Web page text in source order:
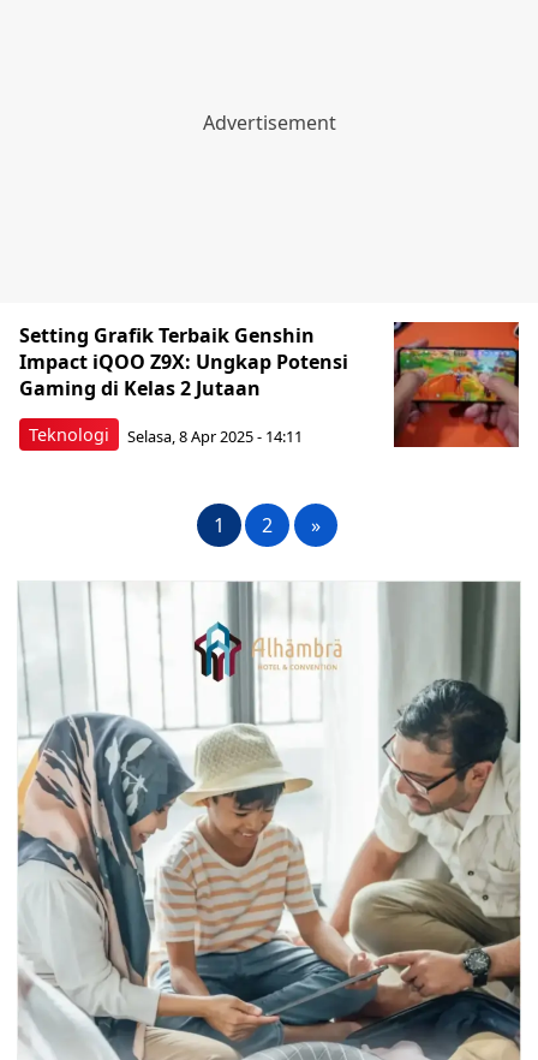
Teknologi
Setting Grafik Terbaik Genshin
Impact iQOO Z9X: Ungkap Potensi
Gaming di Kelas 2 Jutaan
Selasa, 8 Apr 2025 - 14:11
1 2 »